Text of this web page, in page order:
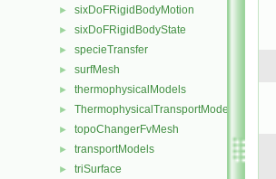
► sixDoFRigidBodyMotion
► sixDoFRigidBodyState
► specieTransfer
► surfMesh
► thermophysicalModels
► ThermophysicalTransportModels
► topoChangerFvMesh
► transportModels
► triSurface